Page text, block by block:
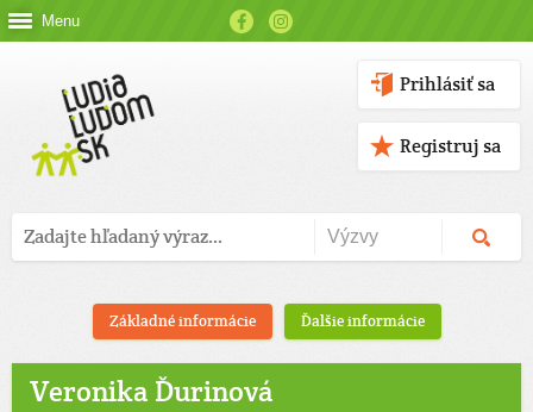
Menu
Prihlásiť sa
Registruj sa
Základné informácie Ďalšie informácie
Veronika Ďurinová